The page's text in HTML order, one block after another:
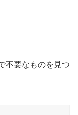
不要なものを見つ